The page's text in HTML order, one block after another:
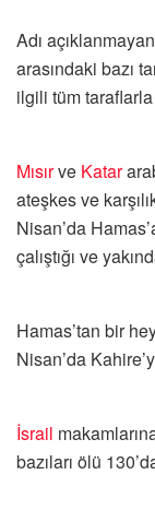
Adı
arasındaki bazı
ilgili tüm taraflarla
Mısırve Katar
ateşkes ve
Nisan’da
çalıştığı ve
Hamas’tan bir
Nisan’da
İsrail
bazıları ölü